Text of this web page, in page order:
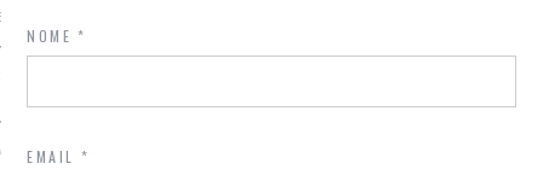
MILANO
NOME*
EMAIL *